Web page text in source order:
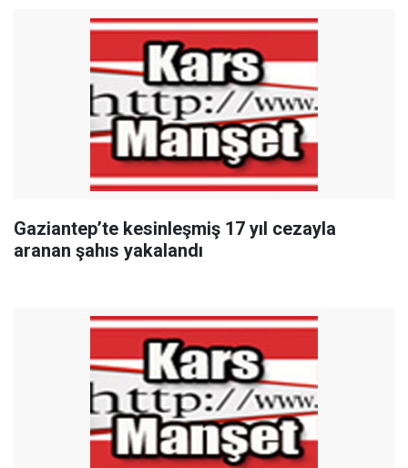
Gaziantep’te kesinleşmiş 17 yıl cezayla
aranan şahıs yakalandı